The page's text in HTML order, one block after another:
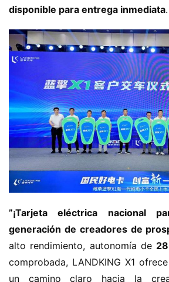
disponible para entrega inmediata​​.
​”¡Tarjeta eléctrica nacional
generación de creadores de
alto rendimiento, autonomía de ​
comprobada, LANDKING X1
un camino claro hacia la